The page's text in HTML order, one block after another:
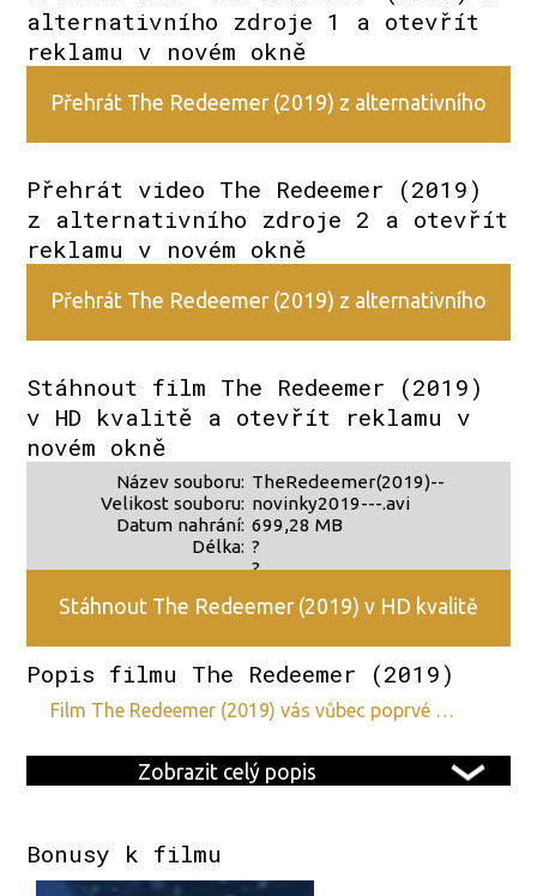
alternativního zdroje 1 a otevřít
reklamu v novém okně
Přehrát The Redeemer (2019) z alternativního
Přehrát video The Redeemer (2019)
z alternativního zdroje 2 a otevřít
reklamu v novém okně
Přehrát The Redeemer (2019) z alternativního
Stáhnout film The Redeemer (2019)
v HD kvalitě a otevřít reklamu v
novém okně
Název souboru:
Velikost souboru:
Datum nahrání:
Délka:
TheRedeemer(2019)--
novinky2019---.avi
699,28 MB
?
?
Stáhnout The Redeemer (2019) v HD kvalitě
Popis filmu The Redeemer (2019)
film The Redeemer (2019) vás vůbec poprvé …
Zobrazit celý popis
Bonusy k filmu